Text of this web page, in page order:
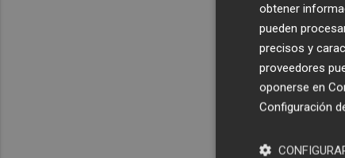
obtener
pueden
precisos y
proveedores
oponerse en
Configuración